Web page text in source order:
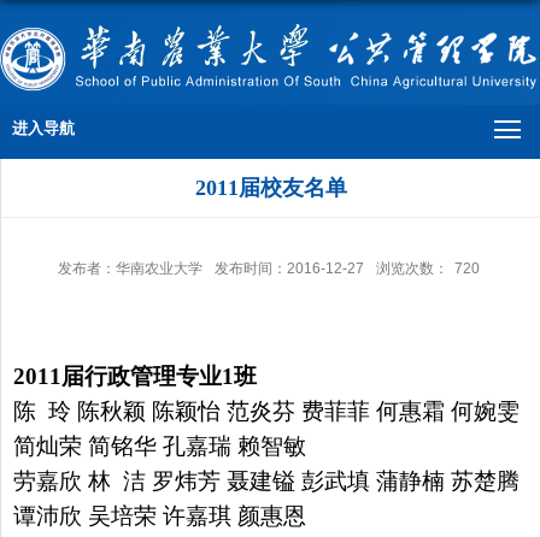
进入导航
2011届校友名单
发布者：华南农业大学 发布时间：2016-12-27 浏览次数： 720
2011 届行政管理专业1班
陈 玲 陈秋颖 陈颖怡 范炎芬 费菲菲 何惠霜 何婉雯
简灿荣 简铭华 孔嘉瑞 赖智敏
劳嘉欣 林 洁 罗炜芳 聂建镒 彭武填 蒲静楠 苏楚腾
谭沛欣 吴培荣 许嘉琪 颜惠恩